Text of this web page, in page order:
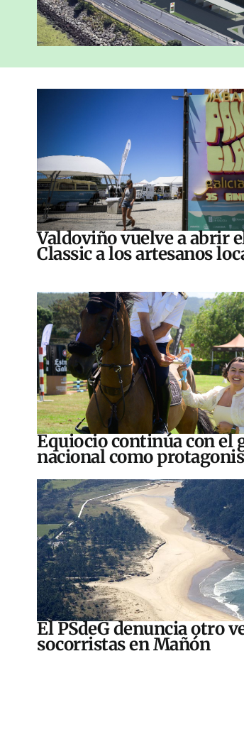
Valdoviño vuelve a abrir
Classic a los artesanos
Equiocio continúa con el
nacional como
El PSdeG denuncia otro
socorristas en Mañón